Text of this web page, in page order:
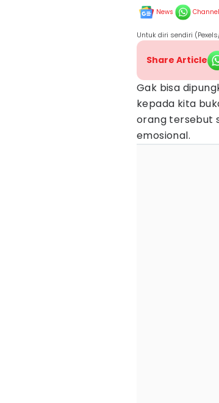
News Channel
Untuk diri sendiri
Share Article
Gak bisa
kepada kita
orang tersebut
emosional.